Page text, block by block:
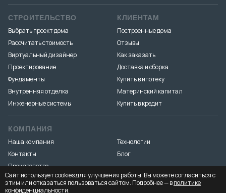
СТРОИТЕЛЬСТВО
Выбрать проект дома
Рассчитать стоимость
Виртуальный дизайнер
Проектирование
Фундаменты
Внутренняя отделка
Инженерные системы
КЛИЕНТАМ
Построенные дома
Отзывы
Как заказать
Доставка и сборка
Купить в ипотеку
Материнский капитал
Купить в кредит
КОМПАНИЯ
Наша компания
Контакты
Производство
Технологии
Блог
Разработка и продвижение
Сайт использует cookies для улучшения работы. Вы можете согласиться с
этим или отказаться пользоваться сайтом. Подробнее — вполитике
конфиденциальности.